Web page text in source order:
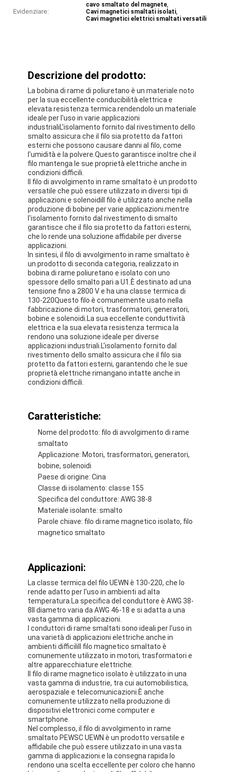
Casa.
Prodotti
Spettacolo VR
Controllo di qualità
Contattaci
Notizie
Casi
Chiedi un preventivo
filtro di rame rotondo smaltato
Filati di avvolgimento in rame smaltato
Evidenziare:
cavo smaltato del magnete,
Cavi magnetici smaltati isolati,
Cavi magnetici elettrici smaltati versatili
Descrizione del prodotto:
La bobina di rame di poliuretano è un materiale noto
per la sua eccellente conducibilità elettrica e
elevata resistenza termica.rendendolo un materiale
ideale per l'uso in varie applicazioni
industrialiL'isolamento fornito dal rivestimento dello
smalto assicura che il filo sia protetto da fattori
esterni che possono causare danni al filo, come
l'umidità e la polvere.Questo garantisce inoltre che il
filo mantenga le sue proprietà elettriche anche in
condizioni difficili.
Il filo di avvolgimento in rame smaltato è un prodotto
versatile che può essere utilizzato in diversi tipi di
applicazioni.e solenoidiIl filo è utilizzato anche nella
produzione di bobine per varie applicazioni.mentre
l'isolamento fornito dal rivestimento di smalto
garantisce che il filo sia protetto da fattori esterni,
che lo rende una soluzione affidabile per diverse
applicazioni.
In sintesi, il filo di avvolgimento in rame smaltato è
un prodotto di seconda categoria, realizzato in
bobina di rame poliuretano e isolato con uno
spessore dello smalto pari a U1.È destinato ad una
tensione fino a 2800 V e ha una classe termica di
130-220Questo filo è comunemente usato nella
fabbricazione di motori, trasformatori, generatori,
bobine e solenoidi.La sua eccellente conduttività
elettrica e la sua elevata resistenza termica la
rendono una soluzione ideale per diverse
applicazioni industriali.L'isolamento fornito dal
rivestimento dello smalto assicura che il filo sia
protetto da fattori esterni, garantendo che le sue
proprietà elettriche rimangano intatte anche in
condizioni difficili.
Caratteristiche:
Nome del prodotto: filo di avvolgimento di rame
smaltato
Applicazione: Motori, trasformatori, generatori,
bobine, solenoidi
Paese di origine: Cina
Classe di isolamento: classe 155
Specifica del conduttore: AWG 38-8
Materiale isolante: smalto
Parole chiave: filo di rame magnetico isolato, filo
magnetico smaltato
Applicazioni:
La classe termica del filo UEWN è 130-220, che lo
rende adatto per l'uso in ambienti ad alta
temperatura.La specifica del conduttore è AWG 38-
8Il diametro varia da AWG 46-18 e si adatta a una
vasta gamma di applicazioni.
I conduttori di rame smaltati sono ideali per l'uso in
una varietà di applicazioni elettriche.anche in
ambienti difficiliIl filo magnetico smaltato è
comunemente utilizzato in motori, trasformatori e
altre apparecchiature elettriche.
Il filo di rame magnetico isolato è utilizzato in una
vasta gamma di industrie, tra cui automobilistica,
aerospaziale e telecomunicazioni.È anche
comunemente utilizzato nella produzione di
dispositivi elettronici come computer e
smartphone.
Nel complesso, il filo di avvolgimento in rame
smaltato PEWSC UEWN è un prodotto versatile e
affidabile che può essere utilizzato in una vasta
gamma di applicazioni.e la consegna rapida lo
rendono una scelta eccellente per coloro che hanno